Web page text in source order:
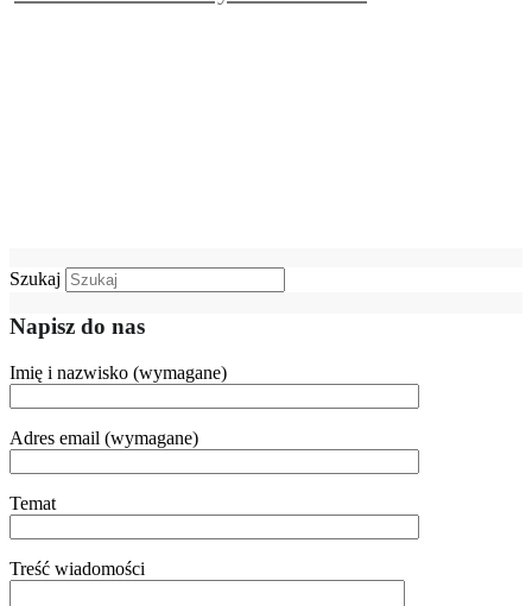
Szukaj
Napisz do nas
Imię i nazwisko (wymagane)
Adres email (wymagane)
Temat
Treść wiadomości